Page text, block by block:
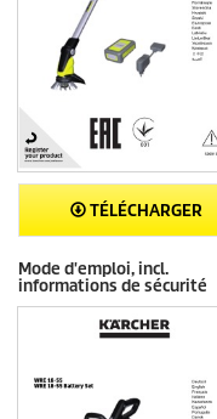
TÉLÉCHARGER
Mode d'emploi, incl.
informations de sécurité